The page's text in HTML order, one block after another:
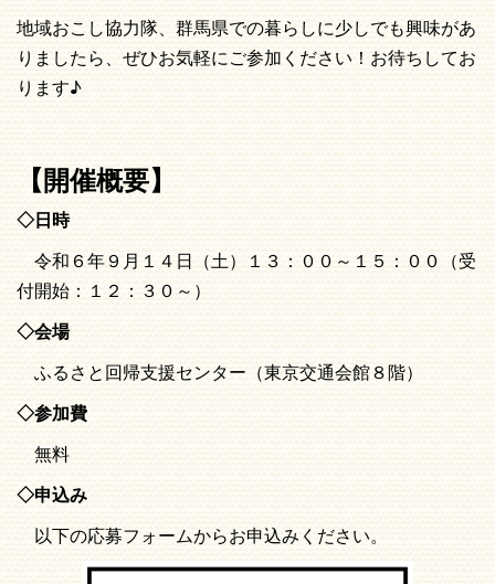
地域おこし協力隊、群馬県での暮らしに少しでも興味があ
りましたら、ぜひお気軽にご参加ください！お待ちしてお
ります♪
【開催概要】
◇日時
令和６年９月１４日（土）１３：００～１５：００（受
付開始：１２：３０～）
◇会場
ふるさと回帰支援センター（東京交通会館８階）
◇参加費
無料
◇申込み
以下の応募フォームからお申込みください。